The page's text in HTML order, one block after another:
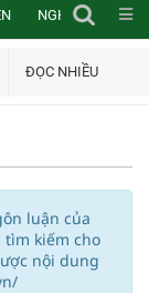
NGHIÊN CỨU
ĐỌC NHIỀU
luận của
tìm kiếm cho
nội dung